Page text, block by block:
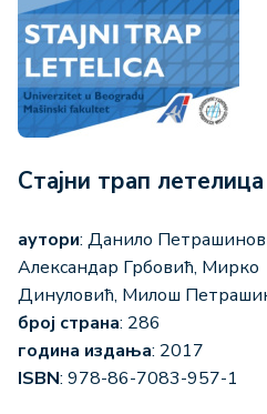
Стајни трап летелица
аутори: Данило
Александар Грбовић, Мирко
Динуловић, Милош
број страна: 286
година издања: 2017
ISBN: 978-86-7083-957-1